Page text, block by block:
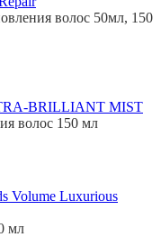
волос 50мл, 150
BRILLIANT MIST
волос 150 мл
Volume Luxurious
мл